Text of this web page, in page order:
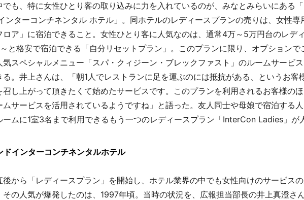
も、特に女性ひとり客の取り込みに力を入れているのが、みなとみらいにある「
ンターコンチネンタル ホテル」。同ホテルのレディースプランの売りは、女性専
ロア」に宿泊できること。女性ひとり客に人気なのは、通常4万～5万円台のレデ
と格安で宿泊できる「自分リセットプラン」。このプランに限り、オプションで
スペシャルメニュー「スパ・クィジーン・ブレックファスト」のルームサービ
。井上さんは、「朝1人でレストランに足を運ぶのには抵抗がある、というお客
召し上がって頂きたくて始めたサービスです。このプランを利用されるお客様のほ
ムサービスを活用されているようですね」と語った。友人同士や母娘で宿泊する
ームに1室3名まで利用できるもう一つのレディースプラン「InterCon Ladies」が
ドインターコンチネンタルホテル
後から「レディースプラン」を開始し、ホテル業界の中でも女性向けのサービス
その人気が爆発したのは、1997年頃。当時の状況を、広報担当部長の井上真澄さ